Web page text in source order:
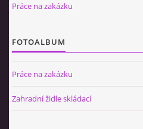
Práce na zakázku
FOTOALBUM
Práce na zakázku
Zahradní židle skládací